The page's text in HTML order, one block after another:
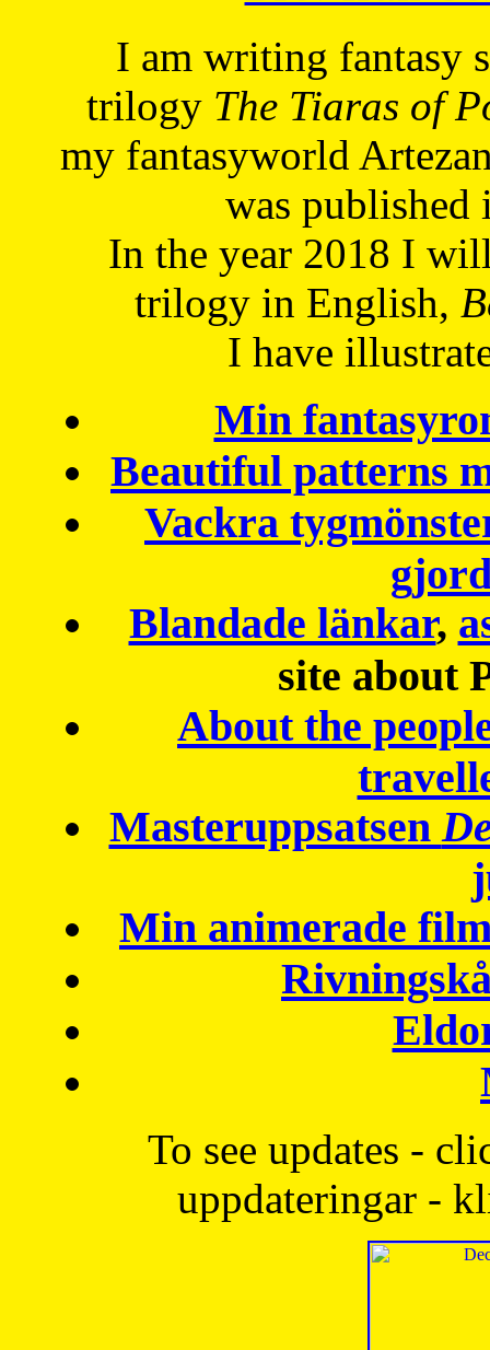
I am writing fantasy
trilogy The Tiaras of
my fantasyworld
was published
In the year 2018 I
trilogy in English,
I have
Min
Beautiful patterns
Vackra
Blandade länkar,
site about
About the
Masteruppsatsen
Min animerade
To see updates -
uppdateringar -